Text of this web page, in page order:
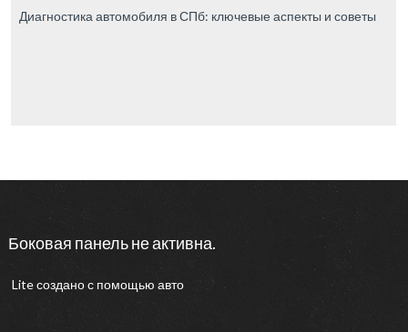
Диагностика автомобиля в СПб: ключевые аспекты и советы
Боковая панель не активна.
Liteсоздано с помощью авто